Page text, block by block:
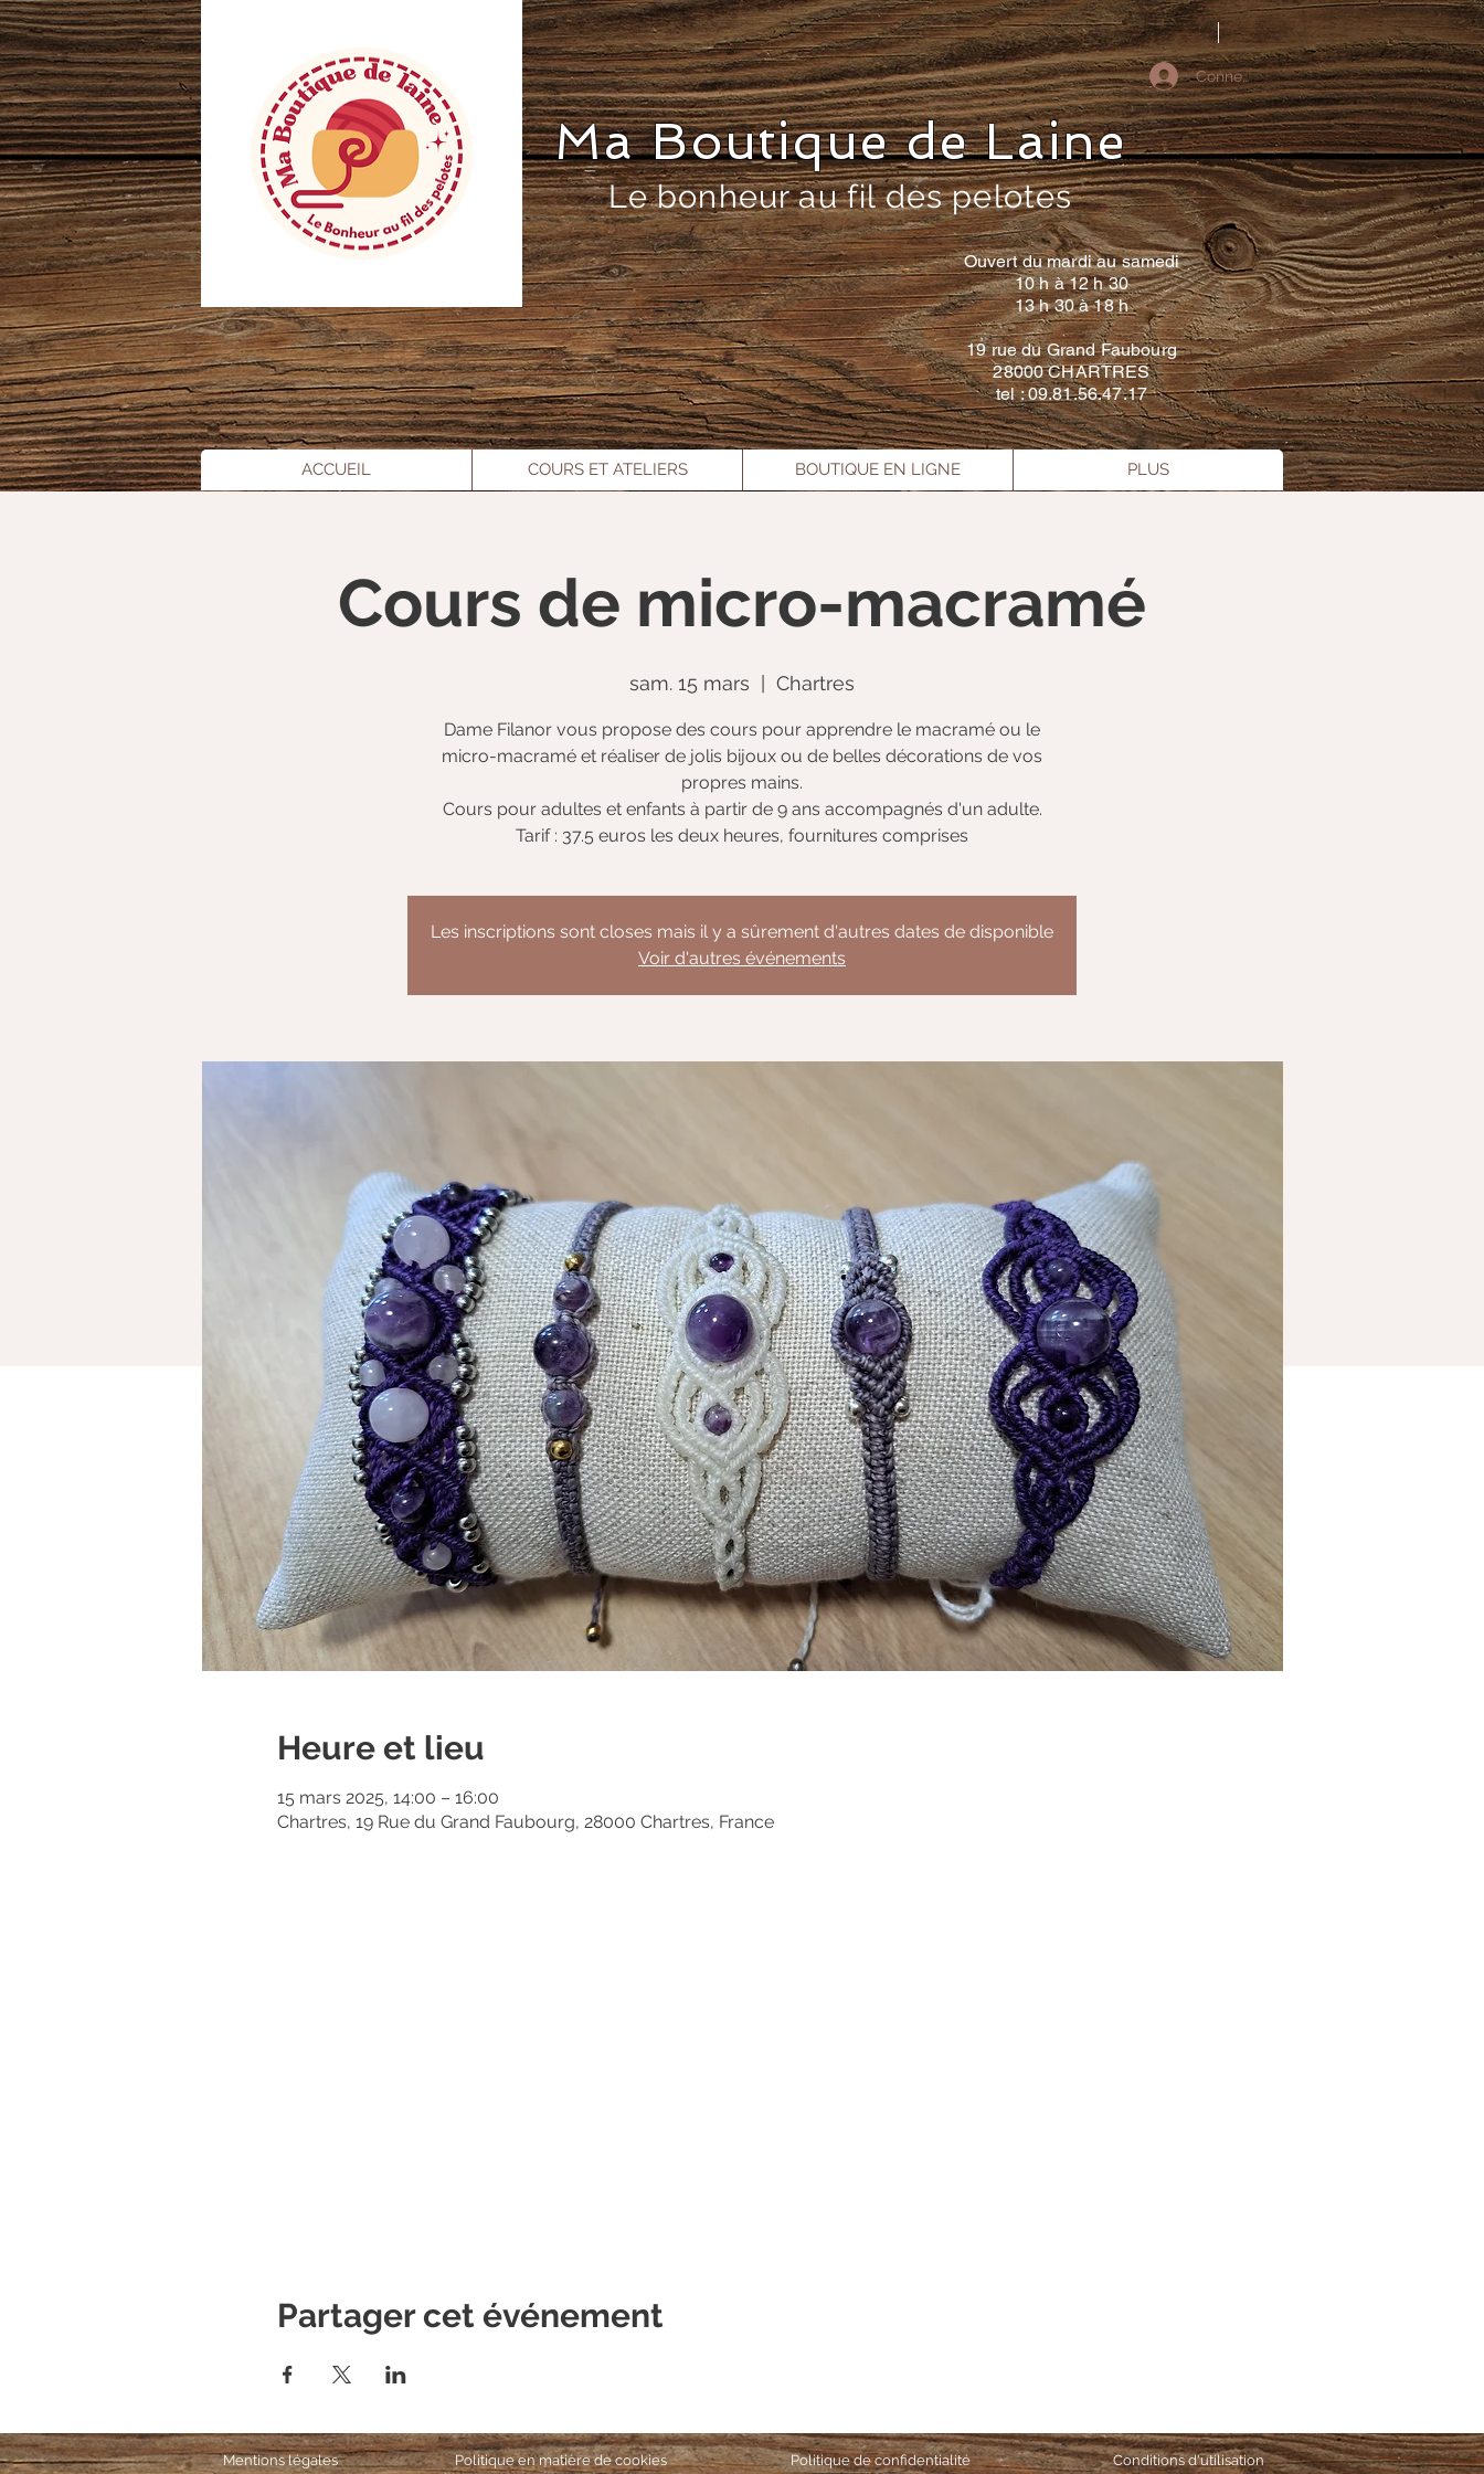
Connectez-vous
Ma Boutique de Laine
Le bonheur au fil des pelotes
Ouvert du mardi au samedi
10 h à 12 h 30
13 h 30 à 18 h
19 rue du Grand Faubourg
28000 CHARTRES
tel : 09.81.56.47.17
ACCUEIL COURS ET ATELIERS BOUTIQUE EN LIGNE PLUS
Cours de micro-macramé
sam. 15 mars Chartres
Dame Filanor vous propose des cours pour apprendre le macramé ou le
micro-macramé et réaliser de jolis bijoux ou de belles décorations de vos
propres mains.
Cours pour adultes et enfants à partir de 9 ans accompagnés d'un adulte.
Tarif : 37.5 euros les deux heures, fournitures comprises
Les inscriptions sont closes mais il y a sûrement d'autres dates de disponible
Voir d'autres événements
Heure et lieu
15 mars 2025, 14:00 – 16:00
Chartres, 19 Rue du Grand Faubourg, 28000 Chartres, France
Partager cet événement
Mentions légales Politique en matière de cookies Politique de confidentialité Conditions d'utilisation